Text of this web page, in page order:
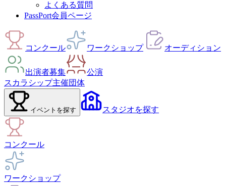
よくある質問
PassPort会員ページ
コンクール ワークショップ オーディション
出演者募集
公演
スカラシップ主催団体
イベント を探す スタジオを探す
コンクール
ワークショップ